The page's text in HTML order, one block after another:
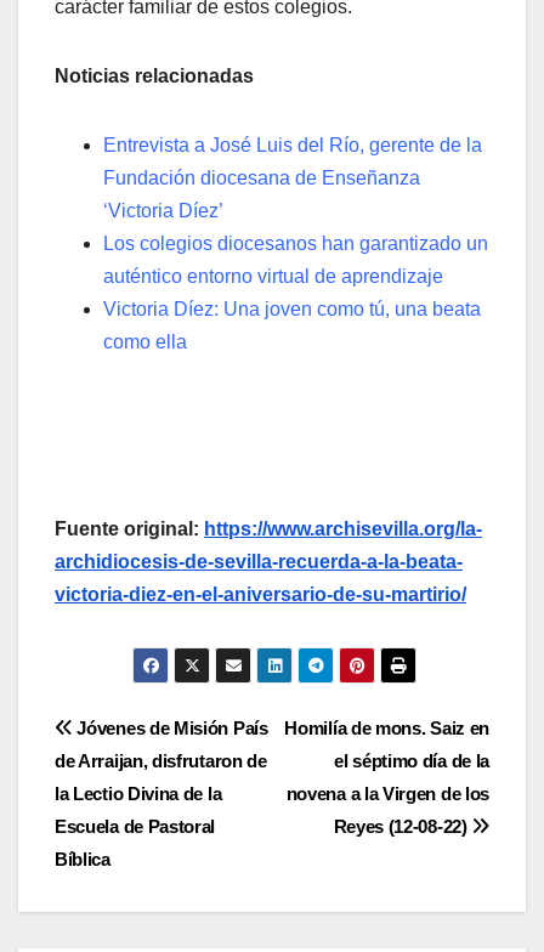
carácter familiar de estos colegios.
Noticias relacionadas
Entrevista a José Luis del Río, gerente de la
Fundación diocesana de Enseñanza
‘Victoria Díez’
Los colegios diocesanos han garantizado un
auténtico entorno virtual de aprendizaje
Victoria Díez: Una joven como tú, una beata
como ella
Fuente original: https://www.archisevilla.org/la-
archidiocesis-de-sevilla-recuerda-a-la-beata-
victoria-diez-en-el-aniversario-de-su-martirio/
Navegación
de
entradas
Homilía de mons. Saiz en
el séptimo día de la
novena a la Virgen de los
Reyes (12-08-22)
Jóvenes de Misión País
de Arraijan, disfrutaron de
la Lectio Divina de la
Escuela de Pastoral
Bíblica